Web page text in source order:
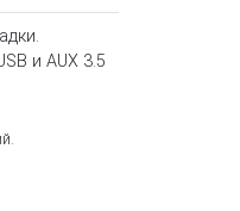
и AUX 3.5